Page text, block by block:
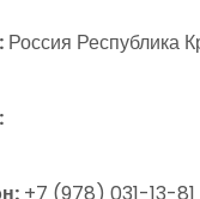
Россия Республика